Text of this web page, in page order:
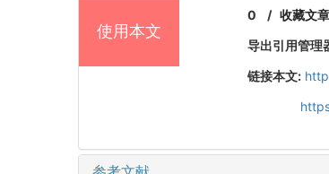
使用本文
0 /收藏文章
导出引用管理
链接本文: